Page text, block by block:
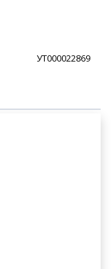
УТ000022869